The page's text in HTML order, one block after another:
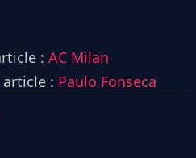
: AC Milan
article : Paulo Fonseca